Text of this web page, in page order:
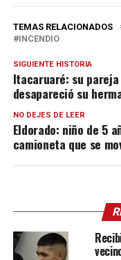
TEMAS RELACIONADOS
INCENDIO
SIGUIENTE HISTORIA
Itacaruaré: su
desapareció su
NO DEJES DE LEER
Eldorado: niño de 5
camioneta que se